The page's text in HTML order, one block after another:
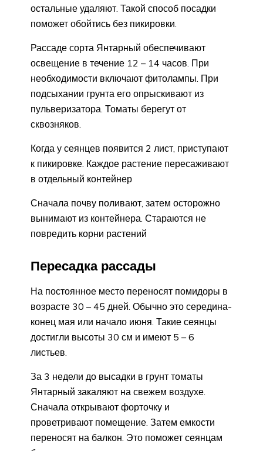
остальные удаляют. Такой способ посадки
поможет обойтись без пикировки.
Рассаде сорта Янтарный обеспечивают
освещение в течение 12 – 14 часов. При
необходимости включают фитолампы. При
подсыхании грунта его опрыскивают из
пульверизатора. Томаты берегут от
сквозняков.
Когда у сеянцев появится 2 лист, приступают
к пикировке. Каждое растение пересаживают
в отдельный контейнер
Сначала почву поливают, затем осторожно
вынимают из контейнера. Стараются не
повредить корни растений
Пересадка рассады
На постоянное место переносят помидоры в
возрасте 30 – 45 дней. Обычно это середина-
конец мая или начало июня. Такие сеянцы
достигли высоты 30 см и имеют 5 – 6
листьев.
За 3 недели до высадки в грунт томаты
Янтарный закаляют на свежем воздухе.
Сначала открывают форточку и
проветривают помещение. Затем емкости
переносят на балкон. Это поможет сеянцам